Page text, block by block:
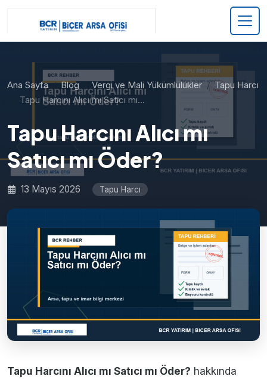
Ana Sayfa Blog Vergi ve Mali Yükümlülükler
Tapu Harcı
Tapu Harcını Alıcı mı Satıcı mı…
Tapu Harcını Alıcı mı
Satıcı mı Öder?
13 Mayıs 2026 Tapu Harcı
Tapu Harcını Alıcı mı Satıcı mı Öder? hakkında